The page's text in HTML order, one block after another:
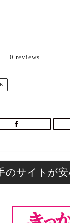
0 reviews
のサイトが